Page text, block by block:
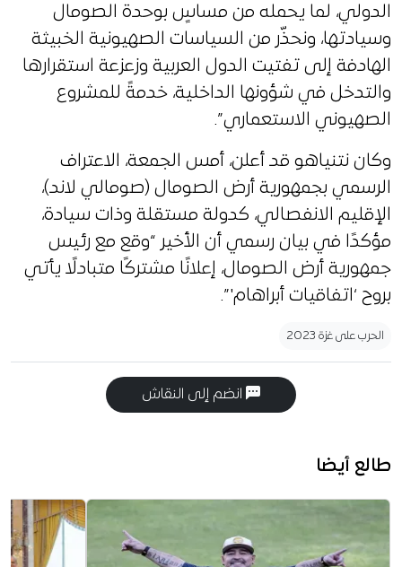
الدولي، لما يحمله من مساسٍ بوحدة الصومال
وسيادتها، ونحذّر من السياسات الصهيونية الخبيثة
الهادفة إلى تفتيت الدول العربية وزعزعة استقرارها
والتدخل في شؤونها الداخلية، خدمةً للمشروع
الصهيوني الاستعماري”.
وكان نتنياهو قد أعلن، أمس الجمعة، الاعتراف
الرسمي بجمهورية أرض الصومال (صومالي لاند)،
الإقليم الانفصالي، كدولة مستقلة وذات سيادة،
مؤكدًا في بيان رسمي أن الأخير “وقع مع رئيس
جمهورية أرض الصومال، إعلانًا مشتركًا متبادلًا يأتي
بروح ‘اتفاقيات أبراهام'”.
الحرب على غزة 2023
انضم إلى النقاش
طالع أيضا